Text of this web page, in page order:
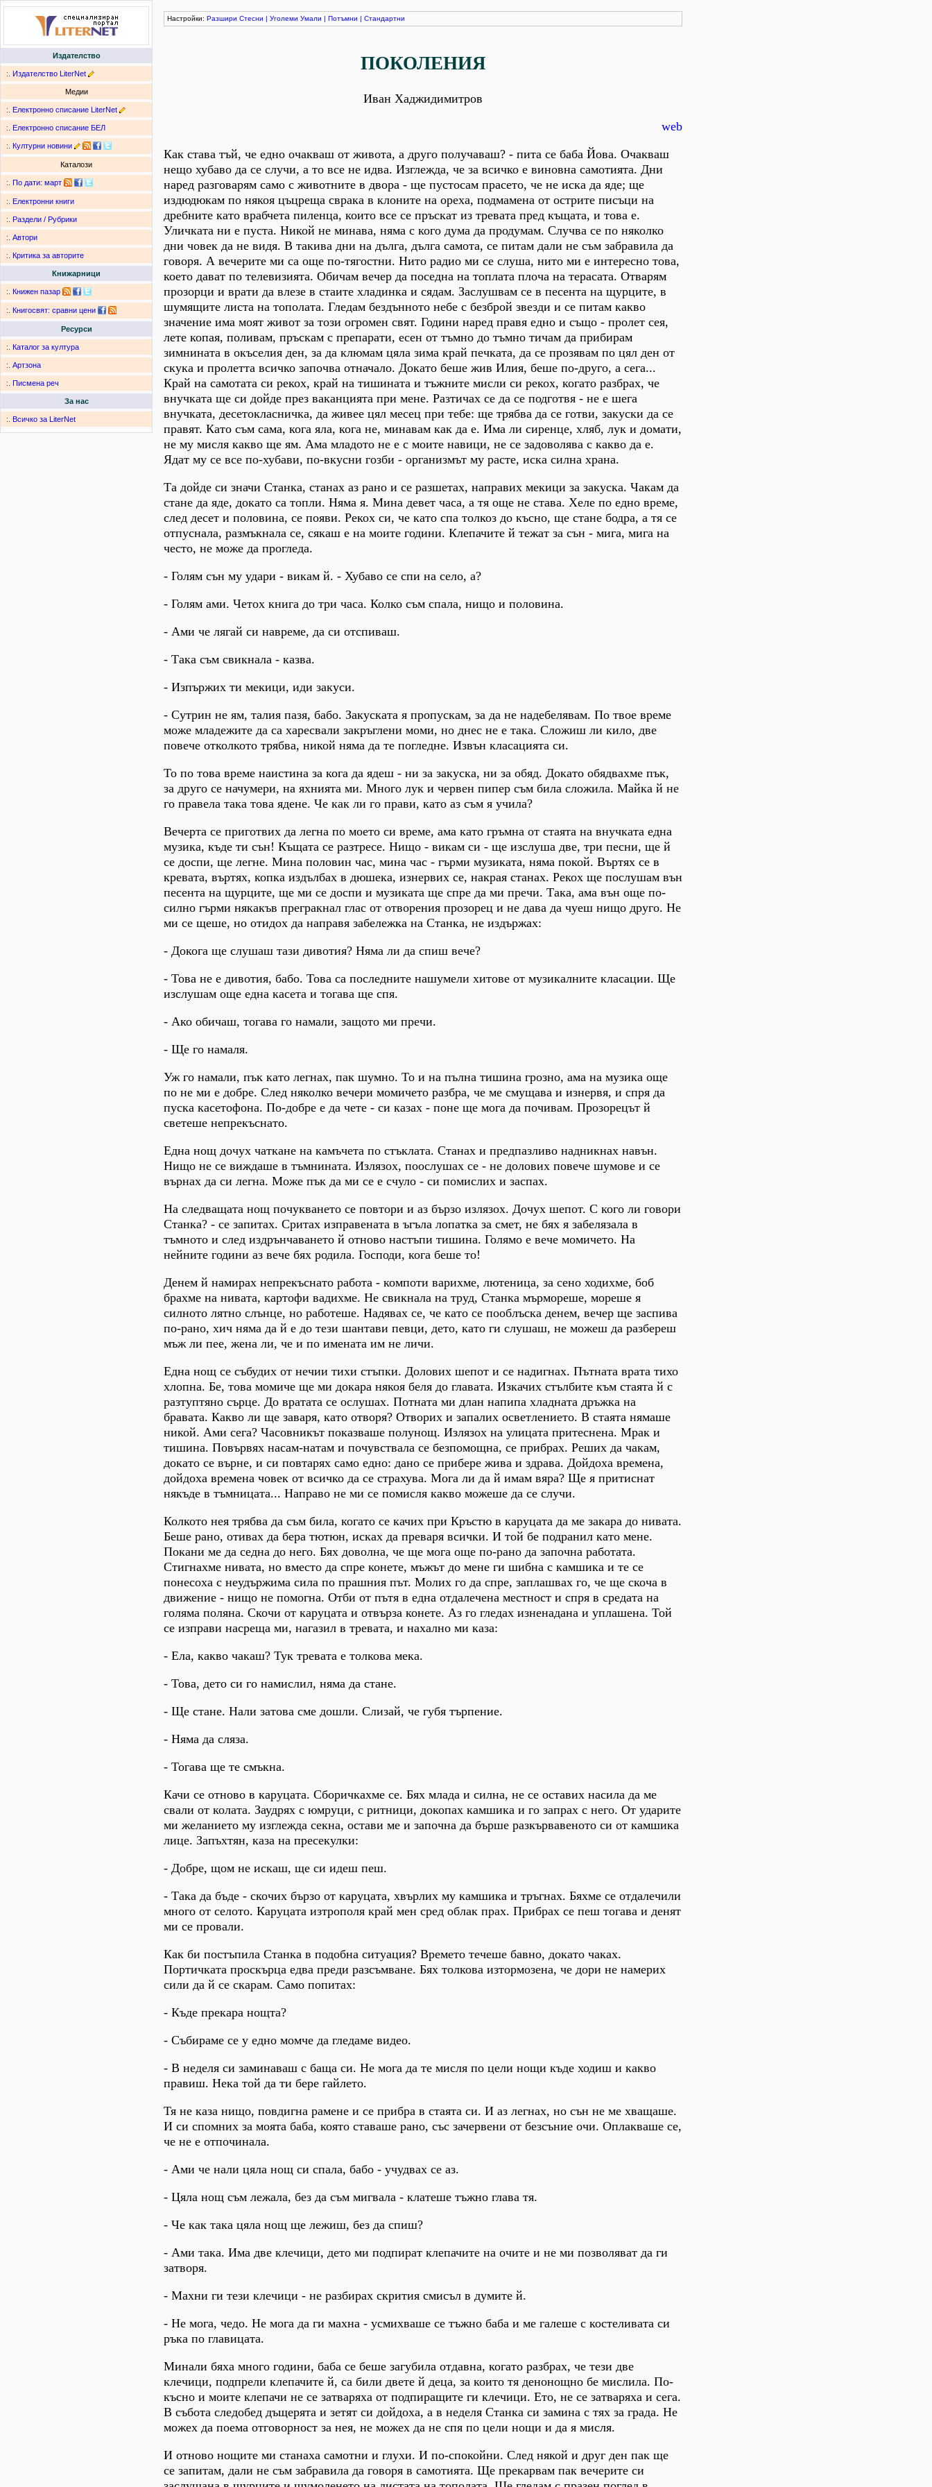
Издателство
:. Издателство LiterNet
Медии
:. Електронно списание LiterNet
:. Електронно списание БЕЛ
:. Културни новини
Каталози
:. По дати: март
:. Електронни книги
:. Раздели / Рубрики
:. Автори
:. Критика за авторите
Книжарници
:. Книжен пазар
:. Книгосвят: сравни цени
Ресурси
:. Каталог за култура
:. Артзона
:. Писмена реч
За нас
:. Всичко за LiterNet
Настройки: Разшири Стесни | Уголеми Умали | Потъмни | Стандартни
ПОКОЛЕНИЯ
Иван Хаджидимитров
web
Как става тъй, че едно очакваш от живота, а друго получаваш? - пита се баба Йова. Очакваш
нещо хубаво да се случи, а то все не идва. Изглежда, че за всичко е виновна самотията. Дни
наред разговарям само с животните в двора - ще пустосам прасето, че не иска да яде; ще
издюдюкам по някоя цъцреща сврака в клоните на ореха, подмамена от острите писъци на
дребните като врабчета пиленца, които все се пръскат из тревата пред къщата, и това е.
Уличката ни е пуста. Никой не минава, няма с кого дума да продумам. Случва се по няколко
дни човек да не видя. В такива дни на дълга, дълга самота, се питам дали не съм забравила да
говоря. А вечерите ми са още по-тягостни. Нито радио ми се слуша, нито ми е интересно това,
което дават по телевизията. Обичам вечер да поседна на топлата плоча на терасата. Отварям
прозорци и врати да влезе в стаите хладинка и сядам. Заслушвам се в песента на щурците, в
шумящите листа на тополата. Гледам бездънното небе с безброй звезди и се питам какво
значение има моят живот за този огромен свят. Години наред правя едно и също - пролет сея,
лете копая, поливам, пръскам с препарати, есен от тъмно до тъмно тичам да прибирам
зимнината в окъселия ден, за да клюмам цяла зима край печката, да се прозявам по цял ден от
скука и пролетта всичко започва отначало. Докато беше жив Илия, беше по-друго, а сега...
Край на самотата си рекох, край на тишината и тъжните мисли си рекох, когато разбрах, че
внучката ще си дойде през ваканцията при мене. Разтичах се да се подготвя - не е шега
внучката, десетокласничка, да живее цял месец при тебе: ще трябва да се готви, закуски да се
правят. Като съм сама, кога яла, кога не, минавам как да е. Има ли сиренце, хляб, лук и домати,
не му мисля какво ще ям. Ама младото не е с моите навици, не се задоволява с какво да е.
Ядат му се все по-хубави, по-вкусни гозби - организмът му расте, иска силна храна.
Та дойде си значи Станка, станах аз рано и се разшетах, направих мекици за закуска. Чакам да
стане да яде, докато са топли. Няма я. Мина девет часа, а тя още не става. Хеле по едно време,
след десет и половина, се появи. Рекох си, че като спа толкоз до късно, ще стане бодра, а тя се
отпуснала, размъкнала се, сякаш е на моите години. Клепачите й тежат за сън - мига, мига на
често, не може да прогледа.
- Голям сън му удари - викам й. - Хубаво се спи на село, а?
- Голям ами. Четох книга до три часа. Колко съм спала, нищо и половина.
- Ами че лягай си навреме, да си отспиваш.
- Така съм свикнала - казва.
- Изпържих ти мекици, иди закуси.
- Сутрин не ям, талия пазя, бабо. Закуската я пропускам, за да не надебелявам. По твое време
може младежите да са харесвали закръглени моми, но днес не е така. Сложиш ли кило, две
повече отколкото трябва, никой няма да те погледне. Извън класацията си.
То по това време наистина за кога да ядеш - ни за закуска, ни за обяд. Докато обядвахме пък,
за друго се начумери, на яхнията ми. Много лук и червен пипер съм била сложила. Майка й не
го правела така това ядене. Че как ли го прави, като аз съм я учила?
Вечерта се приготвих да легна по моето си време, ама като гръмна от стаята на внучката една
музика, къде ти сън! Къщата се разтресе. Нищо - викам си - ще изслуша две, три песни, ще й
се доспи, ще легне. Мина половин час, мина час - гърми музиката, няма покой. Въртях се в
кревата, въртях, копка издълбах в дюшека, изнервих се, накрая станах. Рекох ще послушам вън
песента на щурците, ще ми се доспи и музиката ще спре да ми пречи. Така, ама вън още по-
силно гърми някакъв прегракнал глас от отворения прозорец и не дава да чуеш нищо друго. Не
ми се щеше, но отидох да направя забележка на Станка, не издържах:
- Докога ще слушаш тази дивотия? Няма ли да спиш вече?
- Това не е дивотия, бабо. Това са последните нашумели хитове от музикалните класации. Ще
изслушам още една касета и тогава ще спя.
- Ако обичаш, тогава го намали, защото ми пречи.
- Ще го намаля.
Уж го намали, пък като легнах, пак шумно. То и на пълна тишина грозно, ама на музика още
по не ми е добре. След няколко вечери момичето разбра, че ме смущава и изнервя, и спря да
пуска касетофона. По-добре е да чете - си казах - поне ще мога да почивам. Прозорецът й
светеше непрекъснато.
Една нощ дочух чаткане на камъчета по стъклата. Станах и предпазливо надникнах навън.
Нищо не се виждаше в тъмнината. Излязох, поослушах се - не долових повече шумове и се
върнах да си легна. Може пък да ми се е счуло - си помислих и заспах.
На следващата нощ почукването се повтори и аз бързо излязох. Дочух шепот. С кого ли говори
Станка? - се запитах. Сритах изправената в ъгъла лопатка за смет, не бях я забелязала в
тъмното и след издрънчаването й отново настъпи тишина. Голямо е вече момичето. На
нейните години аз вече бях родила. Господи, кога беше то!
Денем й намирах непрекъснато работа - компоти варихме, лютеница, за сено ходихме, боб
брахме на нивата, картофи вадихме. Не свикнала на труд, Станка мърмореше, мореше я
силното лятно слънце, но работеше. Надявах се, че като се пооблъска денем, вечер ще заспива
по-рано, хич няма да й е до тези шантави певци, дето, като ги слушаш, не можеш да разбереш
мъж ли пее, жена ли, че и по имената им не личи.
Една нощ се събудих от нечии тихи стъпки. Долових шепот и се надигнах. Пътната врата тихо
хлопна. Бе, това момиче ще ми докара някоя беля до главата. Изкачих стълбите към стаята й с
разтуптяно сърце. До вратата се ослушах. Потната ми длан напипа хладната дръжка на
бравата. Какво ли ще заваря, като отворя? Отворих и запалих осветлението. В стаята нямаше
никой. Ами сега? Часовникът показваше полунощ. Излязох на улицата притеснена. Мрак и
тишина. Повървях насам-натам и почувствала се безпомощна, се прибрах. Реших да чакам,
докато се върне, и си повтарях само едно: дано се прибере жива и здрава. Дойдоха времена,
дойдоха времена човек от всичко да се страхува. Мога ли да й имам вяра? Ще я притиснат
някъде в тъмницата... Направо не ми се помисля какво можеше да се случи.
Колкото нея трябва да съм била, когато се качих при Кръстю в каруцата да ме закара до нивата.
Беше рано, отивах да бера тютюн, исках да преваря всички. И той бе подранил като мене.
Покани ме да седна до него. Бях доволна, че ще мога още по-рано да започна работата.
Стигнахме нивата, но вместо да спре конете, мъжът до мене ги шибна с камшика и те се
понесоха с неудържима сила по прашния път. Молих го да спре, заплашвах го, че ще скоча в
движение - нищо не помогна. Отби от пътя в една отдалечена местност и спря в средата на
голяма поляна. Скочи от каруцата и отвърза конете. Аз го гледах изненадана и уплашена. Той
се изправи насреща ми, нагазил в тревата, и нахално ми каза:
- Ела, какво чакаш? Тук тревата е толкова мека.
- Това, дето си го намислил, няма да стане.
- Ще стане. Нали затова сме дошли. Слизай, че губя търпение.
- Няма да сляза.
- Тогава ще те смъкна.
Качи се отново в каруцата. Сборичкахме се. Бях млада и силна, не се оставих насила да ме
свали от колата. Заудрях с юмруци, с ритници, докопах камшика и го запрах с него. От ударите
ми желанието му изглежда секна, остави ме и започна да бърше разкървавеното си от камшика
лице. Запъхтян, каза на пресекулки:
- Добре, щом не искаш, ще си идеш пеш.
- Така да бъде - скочих бързо от каруцата, хвърлих му камшика и тръгнах. Бяхме се отдалечили
много от селото. Каруцата изтрополя край мен сред облак прах. Прибрах се пеш тогава и денят
ми се провали.
Как би постъпила Станка в подобна ситуация? Времето течеше бавно, докато чаках.
Портичката проскърца едва преди разсъмване. Бях толкова изтормозена, че дори не намерих
сили да й се скарам. Само попитах:
- Къде прекара нощта?
- Събираме се у едно момче да гледаме видео.
- В неделя си заминаваш с баща си. Не мога да те мисля по цели нощи къде ходиш и какво
правиш. Нека той да ти бере гайлето.
Тя не каза нищо, повдигна рамене и се прибра в стаята си. И аз легнах, но сън не ме хващаше.
И си спомних за моята баба, която ставаше рано, със зачервени от безсъние очи. Оплакваше се,
че не е отпочинала.
- Ами че нали цяла нощ си спала, бабо - учудвах се аз.
- Цяла нощ съм лежала, без да съм мигвала - клатеше тъжно глава тя.
- Че как така цяла нощ ще лежиш, без да спиш?
- Ами така. Има две клечици, дето ми подпират клепачите на очите и не ми позволяват да ги
затворя.
- Махни ги тези клечици - не разбирах скрития смисъл в думите й.
- Не мога, чедо. Не мога да ги махна - усмихваше се тъжно баба и ме галеше с костеливата си
ръка по главицата.
Минали бяха много години, баба се беше загубила отдавна, когато разбрах, че тези две
клечици, подпрели клепачите й, са били двете й деца, за които тя денонощно бе мислила. По-
късно и моите клепачи не се затваряха от подпиращите ги клечици. Ето, не се затваряха и сега.
В събота следобед дъщерята и зетят си дойдоха, а в неделя Станка си замина с тях за града. Не
можех да поема отговорност за нея, не можех да не спя по цели нощи и да я мисля.
И отново нощите ми станаха самотни и глухи. И по-спокойни. След някой и друг ден пак ще
се запитам, дали не съм забравила да говоря в самотията. Ще прекарвам пак вечерите си